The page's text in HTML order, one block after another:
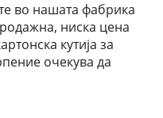
во нашата фабрика
ниска цена
кутија за
очекува да